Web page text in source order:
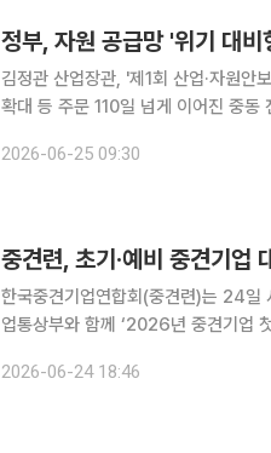
정부, 자원 공급망 '위기 대
김정관 산업장관, '제1회 산업·자원안보 전략회의' 주재자원안보 자문단 발족⋯도입선 다변화·비축
확대 등 주문 110일 넘게 이어진 중동 전쟁을 계기로 정부가 산업 및 에너지 자원 공급망의 패러다임
전환하고, 다음 달 중 국가 차원의 중
2026-06-25 09:30
중견련, 초기·예비 중견기업
한국중견기업연합회(중견련)는 24일
업통상부와 함께 ‘2026년 중견기업 첫걸음 지
지원 정책과 사업을 공유하고, 애로
2026-06-24 18:46